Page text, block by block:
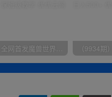
（9111期）全网首发魔兽世界美服全自动打金搬砖，日入1000+，简单好操作，保姆级教学